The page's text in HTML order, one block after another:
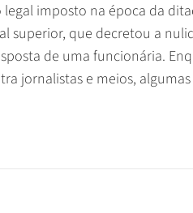
imposto na época da
superior, que decretou a
de uma funcionária.
jornalistas e meios,